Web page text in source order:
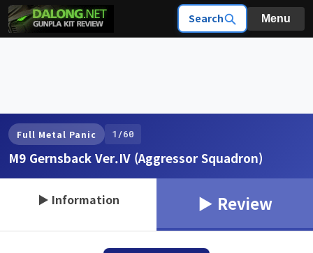
Search Menu
Full Metal Panic 1/60
M9 Gernsback Ver.IV (Aggressor Squadron)
▶ Information ▶ Review